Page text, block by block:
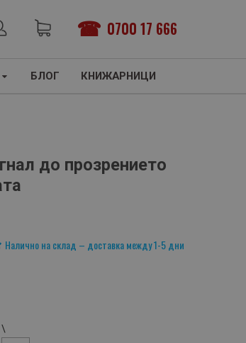
0700 17 666
БЛОГ КНИЖАРНИЦИ
до прозрението
Налично на склад – доставка между 1-5 дни
\